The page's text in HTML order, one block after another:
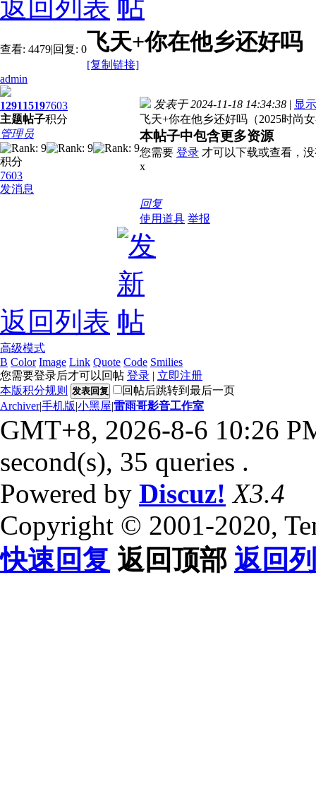
返回列表
查看: 4479|回复: 0飞天+你在他乡还好吗
[复制链接]
admin
1291
主题
1519
帖子
7603
积分
管理员
积分
7603
发消息
发表于 2024-11-18 14:34:38 | 显
飞天+你在他乡还好吗（2025时尚
本帖子中包含更多资源
您需要 登录 才可以下载或查看，
x
回复
使用道具 举报
返回列表
高级模式
B Color Image Link Quote Code Smilies
您需要登录后才可以回帖 登录 | 立即注册
本版积分规则
发表回复
回帖后跳转到最后一页
Archiver|手机版|小黑屋|雷雨哥影音工作室
GMT+8, 2026-8-6 10:26
second(s), 35 queries .
Powered by Discuz! X3.4
Copyright © 2001-2020,
快速回复 返回顶部 返回